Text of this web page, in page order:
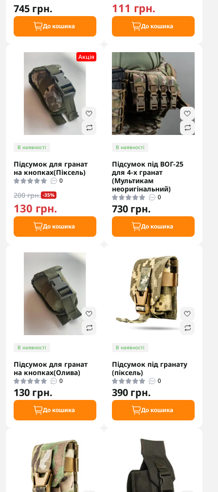
745 грн.
До кошика
111 грн.
До кошика
Акцiя
В наявності
Підсумок для гранат
на кнопках(Піксель)
0
200 грн. -35%
130 грн.
До кошика
В наявності
Підсумок під ВОГ-25
для 4-х гранат
(Мультикам
неоригінальний)
0
730 грн.
До кошика
В наявності
Підсумок для гранат
на кнопках(Олива)
0
130 грн.
До кошика
В наявності
Підсумок під гранату
(піксель)
0
390 грн.
До кошика